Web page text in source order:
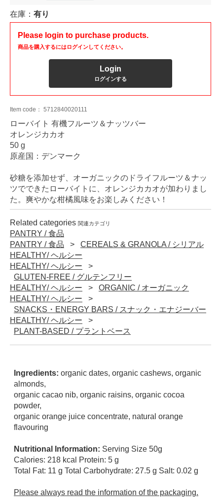
在庫： 有り
Please login to purchase products.
商品を購入するにはログインしてください。
Login
ログインする
Item code： 5712840020111
ローバイト 有機フルーツ＆ナッツバー
オレンジカカオ
50 g
原産国：デンマーク
砂糖を添加せず、オーガニックのドライフルーツ＆ナッ
ツでできたローバイトに、オレンジカカオが加わりまし
た。爽やかな柑橘風味をお楽しみください！
Related categories 関連カテゴリ
PANTRY / 食品
PANTRY / 食品
CEREALS & GRANOLA / シリアル
HEALTHY/ ヘルシー
HEALTHY/ ヘルシー
GLUTEN-FREE / グルテンフリー
HEALTHY/ ヘルシー
ORGANIC / オーガニック
HEALTHY/ ヘルシー
SNACKS・ENERGY BARS / スナック・エナジーバー
HEALTHY/ ヘルシー
PLANT-BASED / プラントベース
Ingredients: organic dates, organic cashews, organic
almonds,
organic cacao nib, organic raisins, organic cocoa
powder,
organic orange juice concentrate, natural orange
flavouring
Nutritional Information: Serving Size 50g
Calories: 218 kcal Protein: 5 g
Total Fat: 11 g Total Carbohydrate: 27.5 g Salt: 0.02 g
Please always read the information of the packaging.